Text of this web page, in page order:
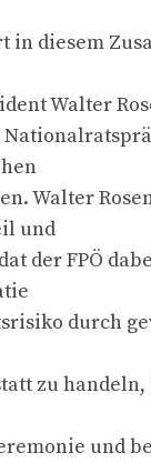
in diesem
Walter
Walter
und
der FPÖ
durch
zu
und